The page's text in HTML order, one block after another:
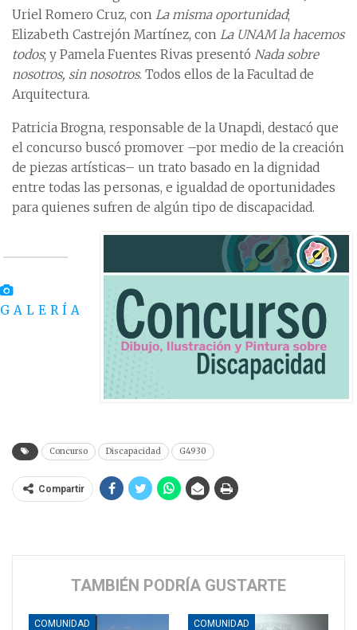
Uriel Romero Cruz, con La misma oportunidad;
Elizabeth Castrejón Martínez, con La UNAM la hacemos
todos; y Pamela Fuentes Rivas presentó Nada sobre
nosotros, sin nosotros. Todos ellos de la Facultad de
Arquitectura.
Patricia Brogna, responsable de la Unapdi, destacó que
el concurso buscó promover –por medio de la creación
de piezas artísticas– un trato basado en la dignidad
entre todas las personas, e igualdad de oportunidades
para quienes sufren de algún tipo de discapacidad.
GALERÍA
Concurso Discapacidad G4930
Compartir
TAMBIÉN PODRÍA GUSTARTE
COMUNIDAD COMUNIDAD